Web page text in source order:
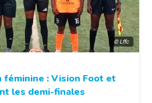
© Lffc
féminine : Vision Foot et
les demi-finales